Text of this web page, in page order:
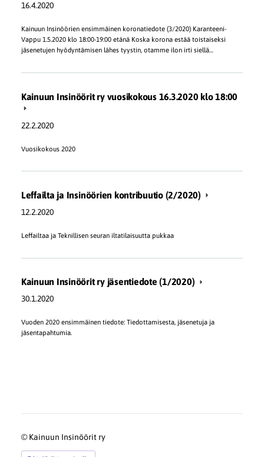
16.4.2020
Kainuun Insinöörien ensimmäinen koronatiedote (3/2020) Karanteeni-
Vappu 1.5.2020 klo 18:00-19:00 etänä Koska korona estää toistaiseksi
jäsenetujen hyödyntämisen lähes tyystin, otamme ilon irti siellä…
Kainuun Insinöörit ry vuosikokous 16.3.2020 klo 18:00
22.2.2020
Vuosikokous 2020
Leffailta ja Insinöörien kontribuutio (2/2020)
12.2.2020
Leffailtaa ja Teknillisen seuran iltatilaisuutta pukkaa
Kainuun Insinöörit ry jäsentiedote (1/2020)
30.1.2020
Vuoden 2020 ensimmäinen tiedote: Tiedottamisesta, jäsenetuja ja
jäsentapahtumia.
©Kainuun Insinöörit ry